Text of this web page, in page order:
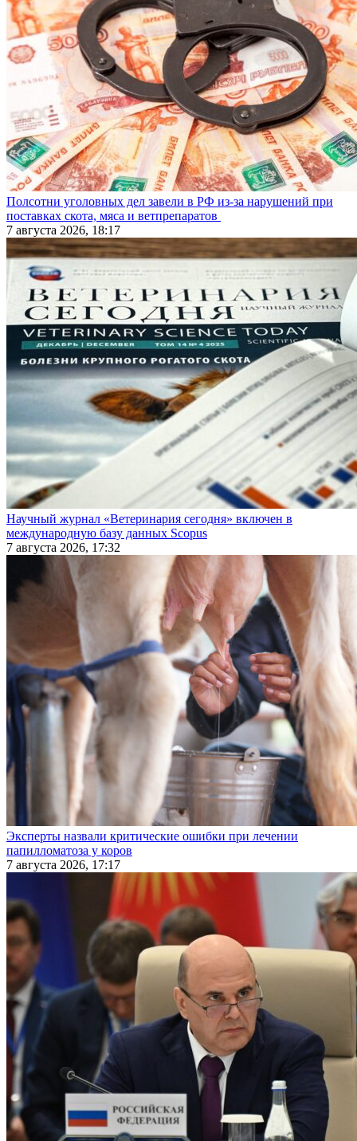
Полсотни уголовных дел завели в РФ из-за нарушений при
поставках скота, мяса и ветпрепаратов
7 августа 2026, 18:17
Научный журнал «Ветеринария сегодня» включен в
международную базу данных Scopus
7 августа 2026, 17:32
Эксперты назвали критические ошибки при лечении
папилломатоза у коров
7 августа 2026, 17:17